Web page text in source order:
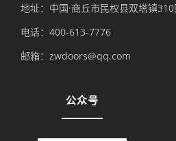
地址：中国·商丘市民权县双塔镇
电话：400-613-7776
邮箱：zwdoors@qq.com
公众号